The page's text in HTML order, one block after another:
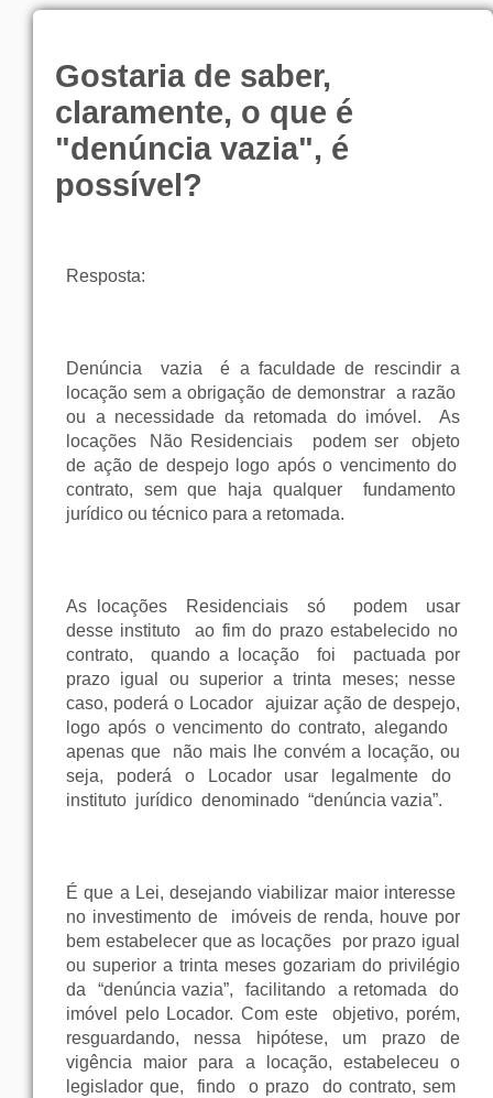
Gostaria de saber,
claramente, o que é
"denúncia vazia", é
possível?
Resposta:
Denúncia vazia é afaculdade de rescindira
locação sem aobrigação de demonstrar a razão
ou a necessidade da retomada do imóvel .
As
locações
Não Residenciais podem ser
objeto
de açãode despejo logo apóso vencimentodo
contrato, sem que haja qualquer
fundamento
jurídico ou técnico para a retomada.
As locações Residenciais só podem
usar
desse instituto ao fimdo prazoestabelecido no
contrato, quando a locação foi pactuada por
prazo igual ou superiora trinta meses; nesse
caso, poderá o Locador ajuizar açãode despejo,
logo após o vencimentodocontrato, alegando
apenas que não mais lheconvém a locação,ou
seja, poderá o
Locador usar legalmente do
instituto jurídico denominado “denúncia vazia”.
Éque a Lei, desejandoviabilizar maior interesse
no investimentode imóveisde renda, houve por
bem estabelecer queas locações por prazo igual
ou superior a trinta meses gozariam do privilégio
da
“denúncia vazia”, facilitando a retomada
do
imóvel
pelo Locador. Com este objetivo, porém,
resguardando, nessa
hipótese, um prazode
vigência
maior para a locação, estabeleceu o
legislador que, findo o prazo do contrato, sem